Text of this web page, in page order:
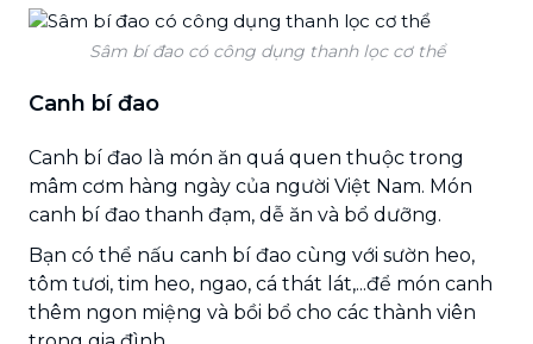
Sâm bí đao có công dụng thanh lọc cơ thể
Canh bí đao
Canh bí đao là món ăn quá quen thuộc trong
mâm cơm hàng ngày của người Việt Nam. Món
canh bí đao thanh đạm, dễ ăn và bổ dưỡng.
Bạn có thể nấu canh bí đao cùng với sườn heo,
tôm tươi, tim heo, ngao, cá thát lát,...để món canh
thêm ngon miệng và bồi bổ cho các thành viên